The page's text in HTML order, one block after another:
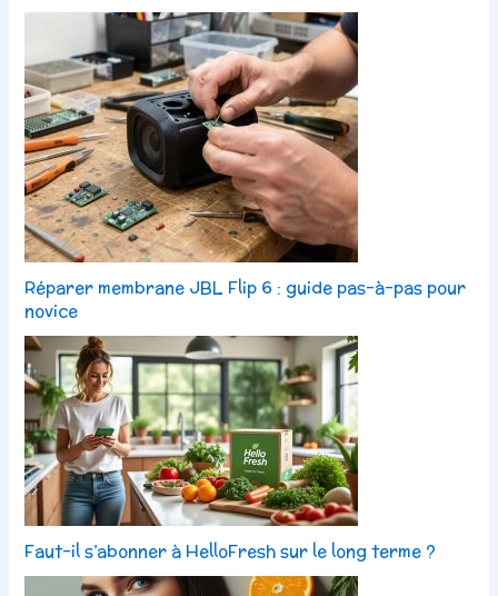
Réparer membrane JBL Flip 6 : guide pas-à-pas pour
novice
Faut-il s’abonner à HelloFresh sur le long terme ?